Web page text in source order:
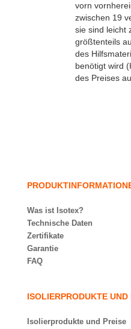
vorn
zwischen 19
sie sind leicht
größtenteils
des
benötigt wird
des Preises
Was ist Isotex?
Technische Daten
Zertifikate
Garantie
FAQ
ISOLIERPRODUKTE UND
Isolierprodukte und Preise